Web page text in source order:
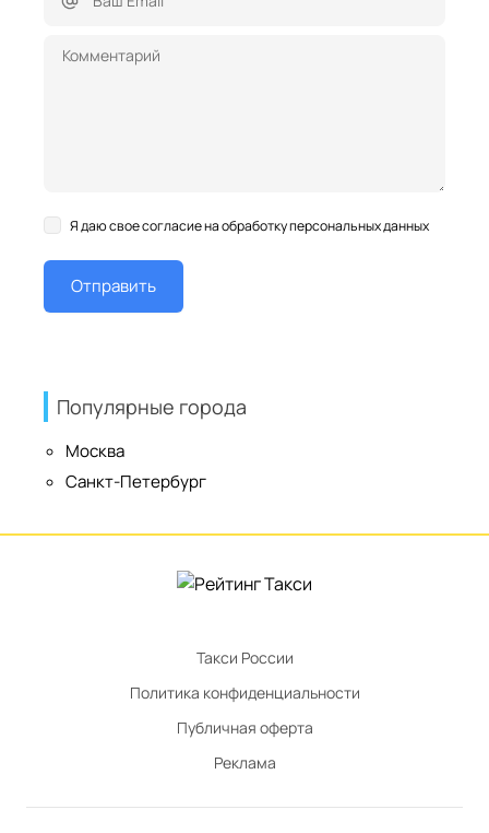
Я даю свое согласие на обработку персональных данных
Популярные города
Москва
Санкт-Петербург
Такси России
Политика конфиденциальности
Публичная оферта
Реклама